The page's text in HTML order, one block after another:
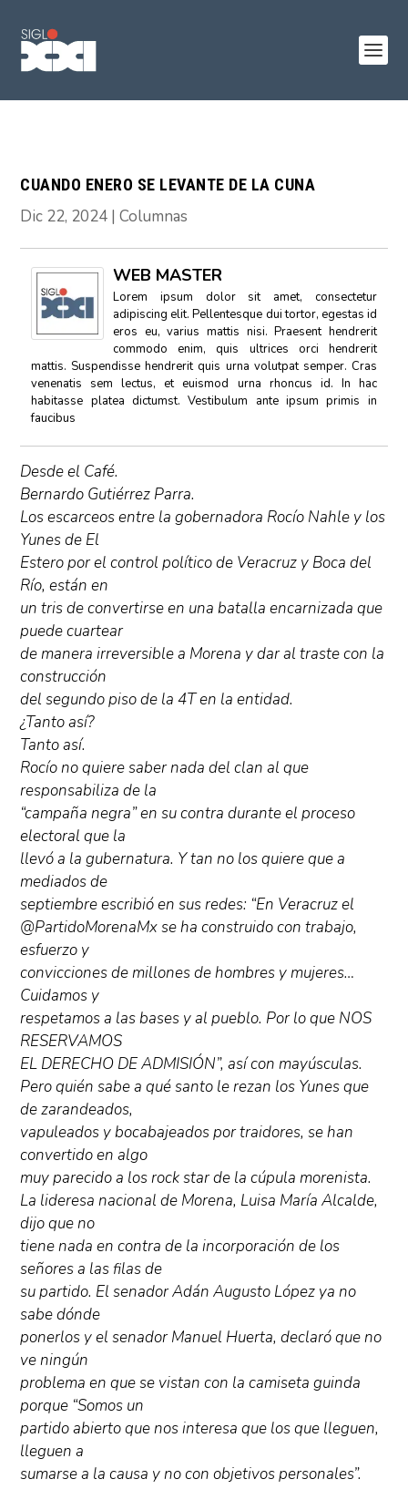
CUANDO ENERO SE LEVANTE DE LA CUNA
Dic 22, 2024 |Columnas
WEB MASTER
Lorem ipsum dolor sit amet, consectetur
adipiscing elit. Pellentesque dui tortor, egestas id
eros eu, varius mattis nisi. Praesent hendrerit
commodo enim, quis ultrices orci hendrerit
mattis. Suspendisse hendrerit quis urna volutpat semper. Cras
venenatis sem lectus, et euismod urna rhoncus id. In hac
habitasse platea dictumst. Vestibulum ante ipsum primis in
faucibus
Desde el Café.
Bernardo Gutiérrez Parra.
Los escarceos entre la gobernadora Rocío Nahle y los
Yunes de El
Estero por el control político de Veracruz y Boca del
Río, están en
un tris de convertirse en una batalla encarnizada que
puede cuartear
de manera irreversible a Morena y dar al traste con la
construcción
del segundo piso de la 4T en la entidad.
¿Tanto así?
Tanto así.
Rocío no quiere saber nada del clan al que
responsabiliza de la
“campaña negra” en su contra durante el proceso
electoral que la
llevó a la gubernatura. Y tan no los quiere que a
mediados de
septiembre escribió en sus redes: “En Veracruz el
@PartidoMorenaMx se ha construido con trabajo,
esfuerzo y
convicciones de millones de hombres y mujeres…
Cuidamos y
respetamos a las bases y al pueblo. Por lo que NOS
RESERVAMOS
EL DERECHO DE ADMISIÓN”, así con mayúsculas.
Pero quién sabe a qué santo le rezan los Yunes que
de zarandeados,
vapuleados y bocabajeados por traidores, se han
convertido en algo
muy parecido a los rock star de la cúpula morenista.
La lideresa nacional de Morena, Luisa María Alcalde,
dijo que no
tiene nada en contra de la incorporación de los
señores a las filas de
su partido. El senador Adán Augusto López ya no
sabe dónde
ponerlos y el senador Manuel Huerta, declaró que no
ve ningún
problema en que se vistan con la camiseta guinda
porque “Somos un
partido abierto que nos interesa que los que lleguen,
lleguen a
sumarse a la causa y no con objetivos personales”.